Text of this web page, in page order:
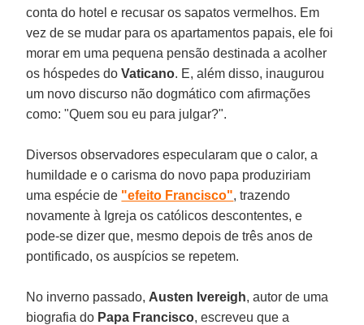
conta do hotel e recusar os sapatos vermelhos. Em
vez de se mudar para os apartamentos papais, ele foi
morar em uma pequena pensão destinada a acolher
os hóspedes doVaticano. E, além disso, inaugurou
um novo discurso não dogmático com afirmações
como: "Quem sou eu para julgar?".
Diversos observadores especularam que o calor, a
humildade e o carisma do novo papa produziriam
uma espécie de "efeito Francisco", trazendo
novamente à Igreja os católicos descontentes, e
pode-se dizer que, mesmo depois de três anos de
pontificado, os auspícios se repetem.
No inverno passado, Austen Ivereigh, autor de uma
biografia do Papa Francisco, escreveu que a